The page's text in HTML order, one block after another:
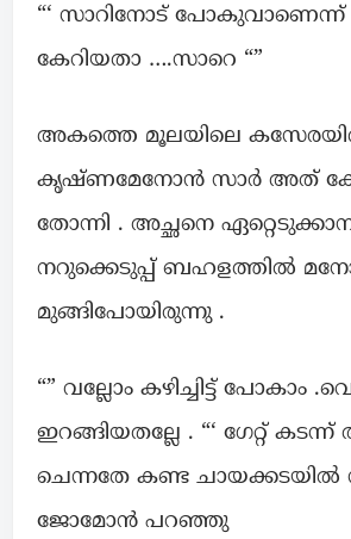
“‘ സാറിനോട്
കേറിയതാ ….സാറെ “”
അകത്തെ മൂലയിലെ
കൃഷ്ണമേനോൻ സാർ അത്
തോന്നി . അച്ഛനെ
നറുക്കെടുപ്പ് ബഹളത്തിൽ
മുങ്ങിപോയിരുന്നു .
“” വല്ലോം കഴിച്ചിട്ട് പോകാം
ഇറങ്ങിയതല്ലേ . “‘ ഗേറ്റ് കടന്ന്
ചെന്നതേ കണ്ട ചായക്കടയിൽ
ജോമോൻ പറഞ്ഞു